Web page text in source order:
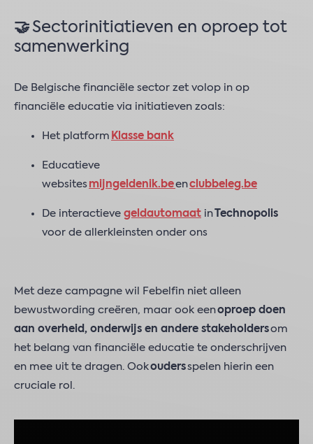
🤝 Sectorinitiatieven en oproep tot
samenwerking
De Belgische financiële sector zet volop in op
financiële educatie via initiatieven zoals:
Het platform Klasse bank
Educatieve
websites mijngeldenik.beenclubbeleg.be
De interactieve geldautomaat in
Technopolis
voor de allerkleinsten onder ons
Met deze campagne wil Febelfin niet alleen
bewustwording creëren, maar ook eenoproep doen
aan overheid, onderwijs en andere stakeholdersom
het belang van financiële educatie te onderschrijven
en mee uit te dragen. Ookoudersspelen hierin een
cruciale rol.